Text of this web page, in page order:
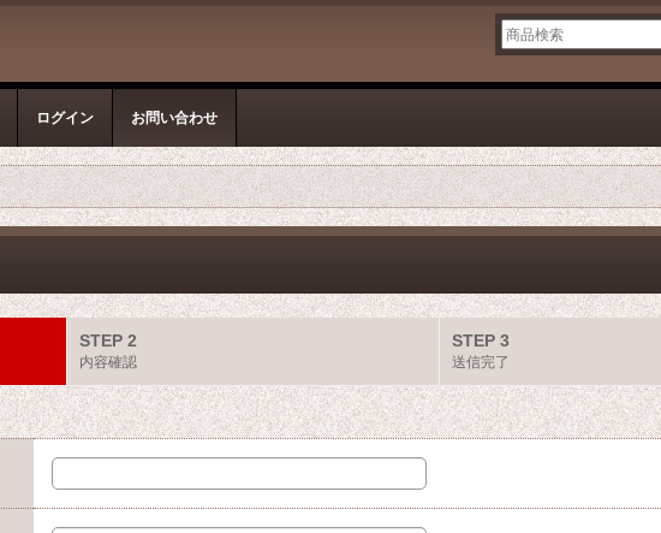
ログイン お問い合わせ
STEP 2
内容確認
STEP 3
送信完了